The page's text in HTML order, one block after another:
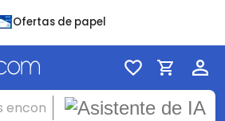
Ofertas de papel